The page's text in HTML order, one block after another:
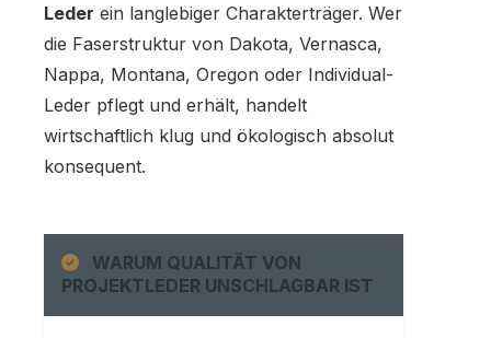
Leder ein langlebiger Charakterträger. Wer
die Faserstruktur von Dakota, Vernasca,
Nappa, Montana, Oregon oder Individual-
Leder pflegt und erhält, handelt
wirtschaftlich klug und ökologisch absolut
konsequent.
WARUM QUALITÄT VON
PROJEKTLEDER UNSCHLAGBAR IST